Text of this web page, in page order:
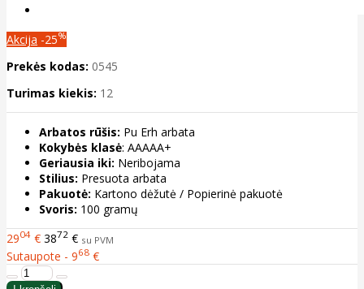
Akcija -25%
Prekės kodas: 0545
Turimas kiekis: 12
Arbatos rūšis: Pu Erh arbata
Kokybės klasė: AAAAA+
Geriausia iki: Neribojama
Stilius: Presuota arbata
Pakuotė: Kartono dėžutė / Popierinė pakuotė
Svoris: 100 gramų
2904 € 3872 € su PVM
Sutaupote - 968 €